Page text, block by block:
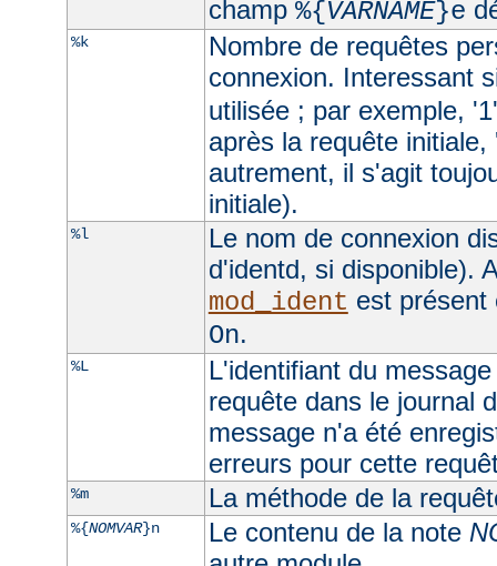
champ %{VARNAME}e
%k
Nombre de requêtes
connexion. Interessant
utilisée ; par exemple,
après la requête
autrement, il s'agit
initiale).
%l
Le nom de connexion
d'identd, si disponible).
mod_ident est
On.
%L
L'identifiant du
requête dans le journal
message n'a été
erreurs pour cette
%m La méthode de la
%{NOMVAR}n Le contenu de la note